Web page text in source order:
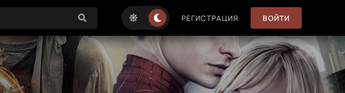
РЕГИСТРАЦИЯ ВОЙТИ